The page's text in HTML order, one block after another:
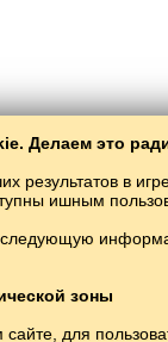
Делаем это
результатов в
ишным
зоны
для
Copyright ©